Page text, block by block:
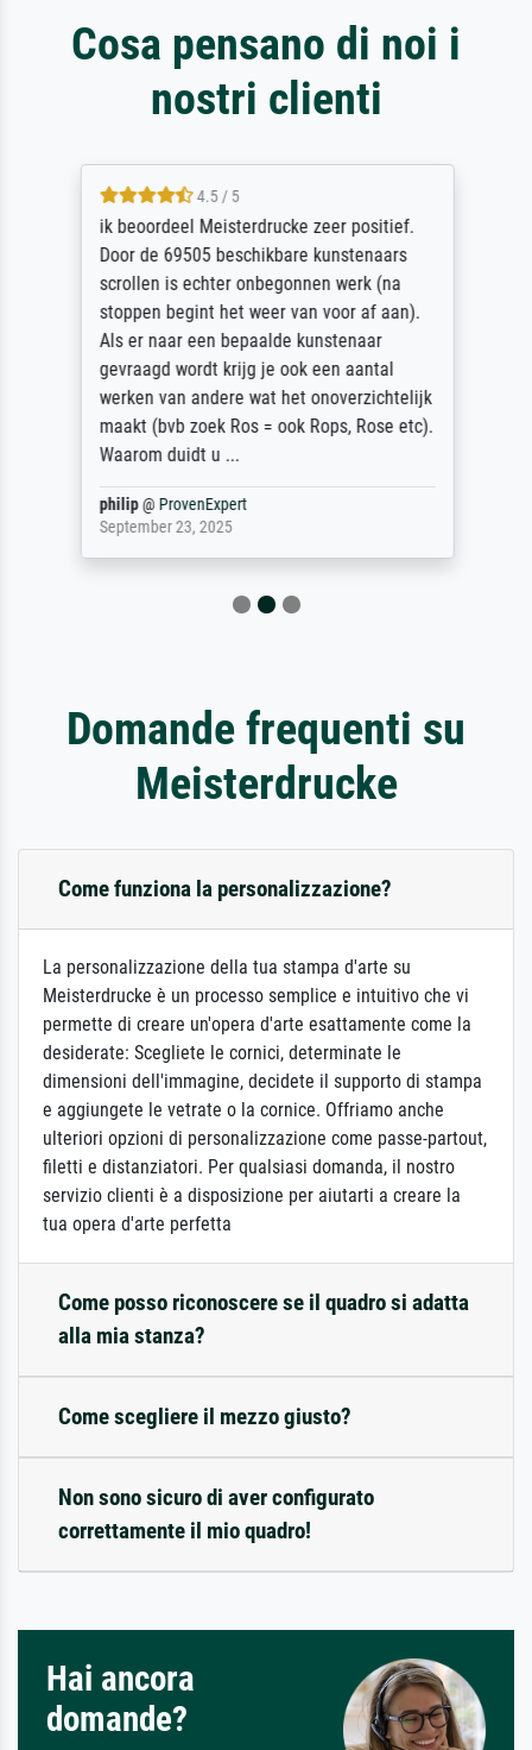
Cosa pensano di noi i
nostri clienti
4.5 / 5
ik beoordeel Meisterdrucke zeer positief.
Door de 69505 beschikbare kunstenaars
scrollen is echter onbegonnen werk (na
stoppen begint het weer van voor af aan).
Als er naar een bepaalde kunstenaar
gevraagd wordt krijg je ook een aantal
werken van andere wat het onoverzichtelijk
maakt (bvb zoek Ros = ook Rops, Rose etc).
Waarom duidt u ...
philip@ ProvenExpert
September 23, 2025
Domande frequenti su
Meisterdrucke
Come funziona la personalizzazione?
La personalizzazione della tua stampa d'arte su
Meisterdrucke è un processo semplice e intuitivo che vi
permette di creare un'opera d'arte esattamente come la
desiderate: Scegliete le cornici, determinate le
dimensioni dell'immagine, decidete il supporto di stampa
e aggiungete le vetrate o la cornice. Offriamo anche
ulteriori opzioni di personalizzazione come passe-partout,
filetti e distanziatori. Per qualsiasi domanda, il nostro
servizio clienti è a disposizione per aiutarti a creare la
tua opera d'arte perfetta
Come posso riconoscere se il quadro si adatta
alla mia stanza?
Come scegliere il mezzo giusto?
Non sono sicuro di aver configurato
correttamente il mio quadro!
Hai ancora
domande?